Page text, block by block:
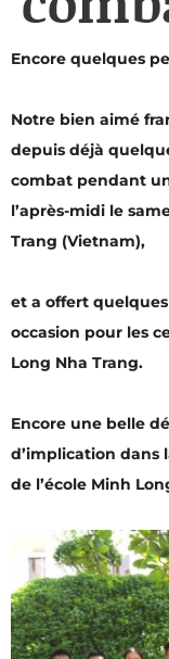
Encore quelques
Notre bien aimé
depuis déjà
combat pendant
l’après-midi le
Trang (Vietnam),
et a offert
occasion pour les
Long Nha Trang.
Encore une belle
d’implication dans
de l’école Minh